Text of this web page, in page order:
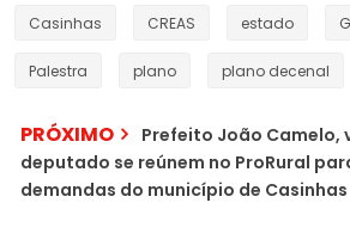
Casinhas CREAS estado
Palestra plano plano decenal
PRÓXIMO
Prefeito João Camelo,
deputado se reúnem no ProRural
demandas do município de Casinhas